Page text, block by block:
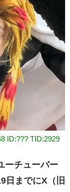
ID:??? TID:2929
ーチューバー
日までにX（旧